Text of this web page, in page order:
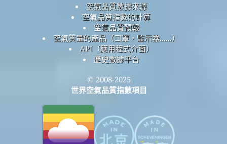
空氣品質數據來源
空氣品質指數的計算
空氣品質預報
空氣質量的產品（口罩，監示器......）
API（應用程式介面）
歷史數據平台
© 2008-2025
世界空氣品質指數項目